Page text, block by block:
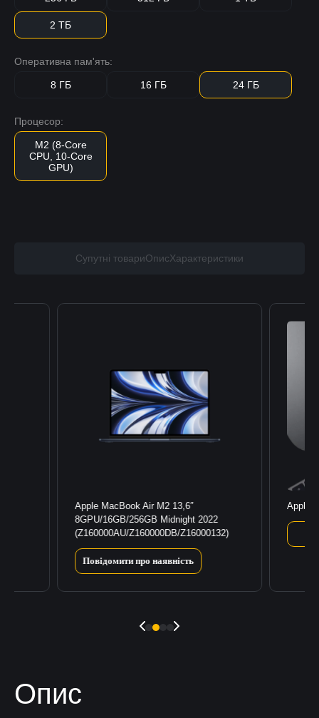
2 ТБ
Оперативна пам'ять:
8 ГБ 16 ГБ 24 ГБ
Процесор:
M2 (8-Core
CPU, 10-Core
GPU)
Супутні товариОписХарактеристики
Apple MacBook Air M2 13,6″
8GPU/16GB/256GB Midnight 2022
(Z160000AU/Z160000DB/Z16000132)
Повідомити про наявність
Apple
Опис